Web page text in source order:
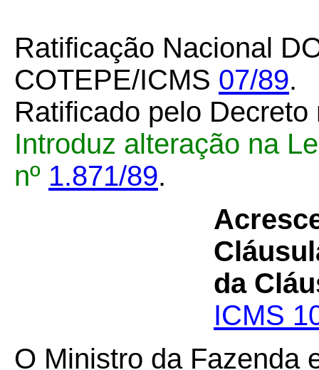
Ratificação Nacional
COTEPE/ICMS 07/89.
Ratificado pelo Decreto
Introduz alteração na
nº 1.871/89.
da
ICMS
O Ministro da Fazenda